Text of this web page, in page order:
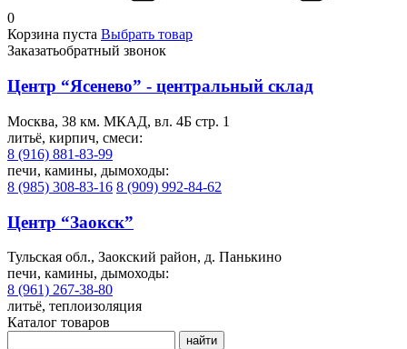
0
Корзина пуста Выбрать товар
Заказатьобратный звонок
Центр “Ясенево” - центральный склад
Москва, 38 км. МКАД, вл. 4Б стр. 1
литьё, кирпич, смеси:
8 (916) 881-83-99
печи, камины, дымоходы:
8 (985) 308-83-16 8 (909) 992-84-62
Центр “Заокск”
Тульская обл., Заокский район, д. Панькино
печи, камины, дымоходы:
8 (961) 267-38-80
литьё, теплоизоляция
Каталог товаров
найти